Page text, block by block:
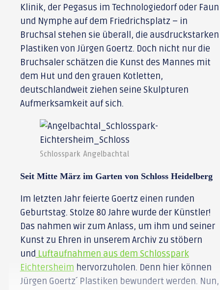
Klinik, der Pegasus im Technologiedorf oder Faun
und Nymphe auf dem Friedrichsplatz – in
Bruchsal stehen sie überall, die ausdruckstarken
Plastiken von Jürgen Goertz. Doch nicht nur die
Bruchsaler schätzen die Kunst des Mannes mit
dem Hut und den grauen Kotletten,
deutschlandweit ziehen seine Skulpturen
Aufmerksamkeit auf sich.
Schlosspark Angelbachtal
Seit Mitte März im Garten von Schloss Heidelberg
Im letzten Jahr feierte Goertz einen runden
Geburtstag. Stolze 80 Jahre wurde der Künstler!
Das nahmen wir zum Anlass, um ihm und seiner
Kunst zu Ehren in unserem Archiv zu stöbern
und Luftaufnahmen aus dem Schlosspark
Eichtersheim hervorzuholen. Denn hier können
Jürgen Goertz´ Plastiken bewundert werden. Nun,